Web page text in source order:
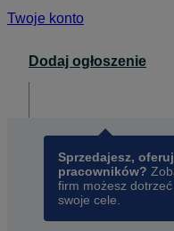
Twoje konto
Dodaj ogłoszenie
Sprzedajesz,
pracowników?
firm możesz
swoje cele.